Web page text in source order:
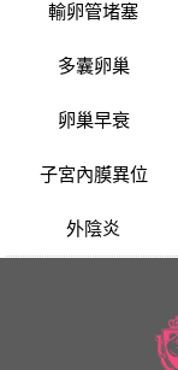
輸卵管堵塞
多囊卵巢
卵巢早衰
子宮內膜異位
外陰炎